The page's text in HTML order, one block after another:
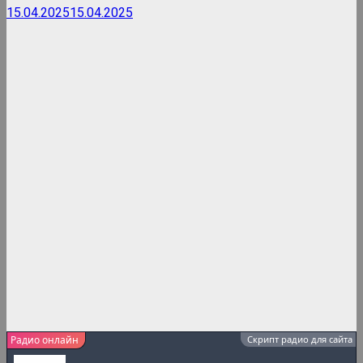
15.04.202515.04.2025
Радио онлайн Скрипт радио для сайта